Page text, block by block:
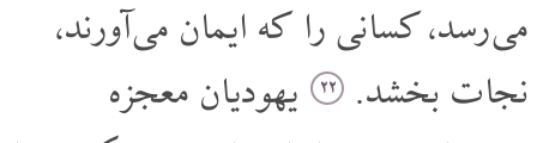
می رسد، کسانی را که ایمان می آورند،
نجات بخشد.
۲۲ یهودیان معجزه